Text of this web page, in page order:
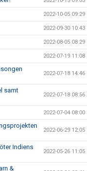
2022-10-05 09:29
2022-09-30 10:43
2022-08-05 08:29
2022-07-19 11:08
2022-07-18 14:46
samt
2022-07-18 08:56
2022-07-04 08:00
2022-06-29 12:05
Indiens
2022-05-26 11:05
&